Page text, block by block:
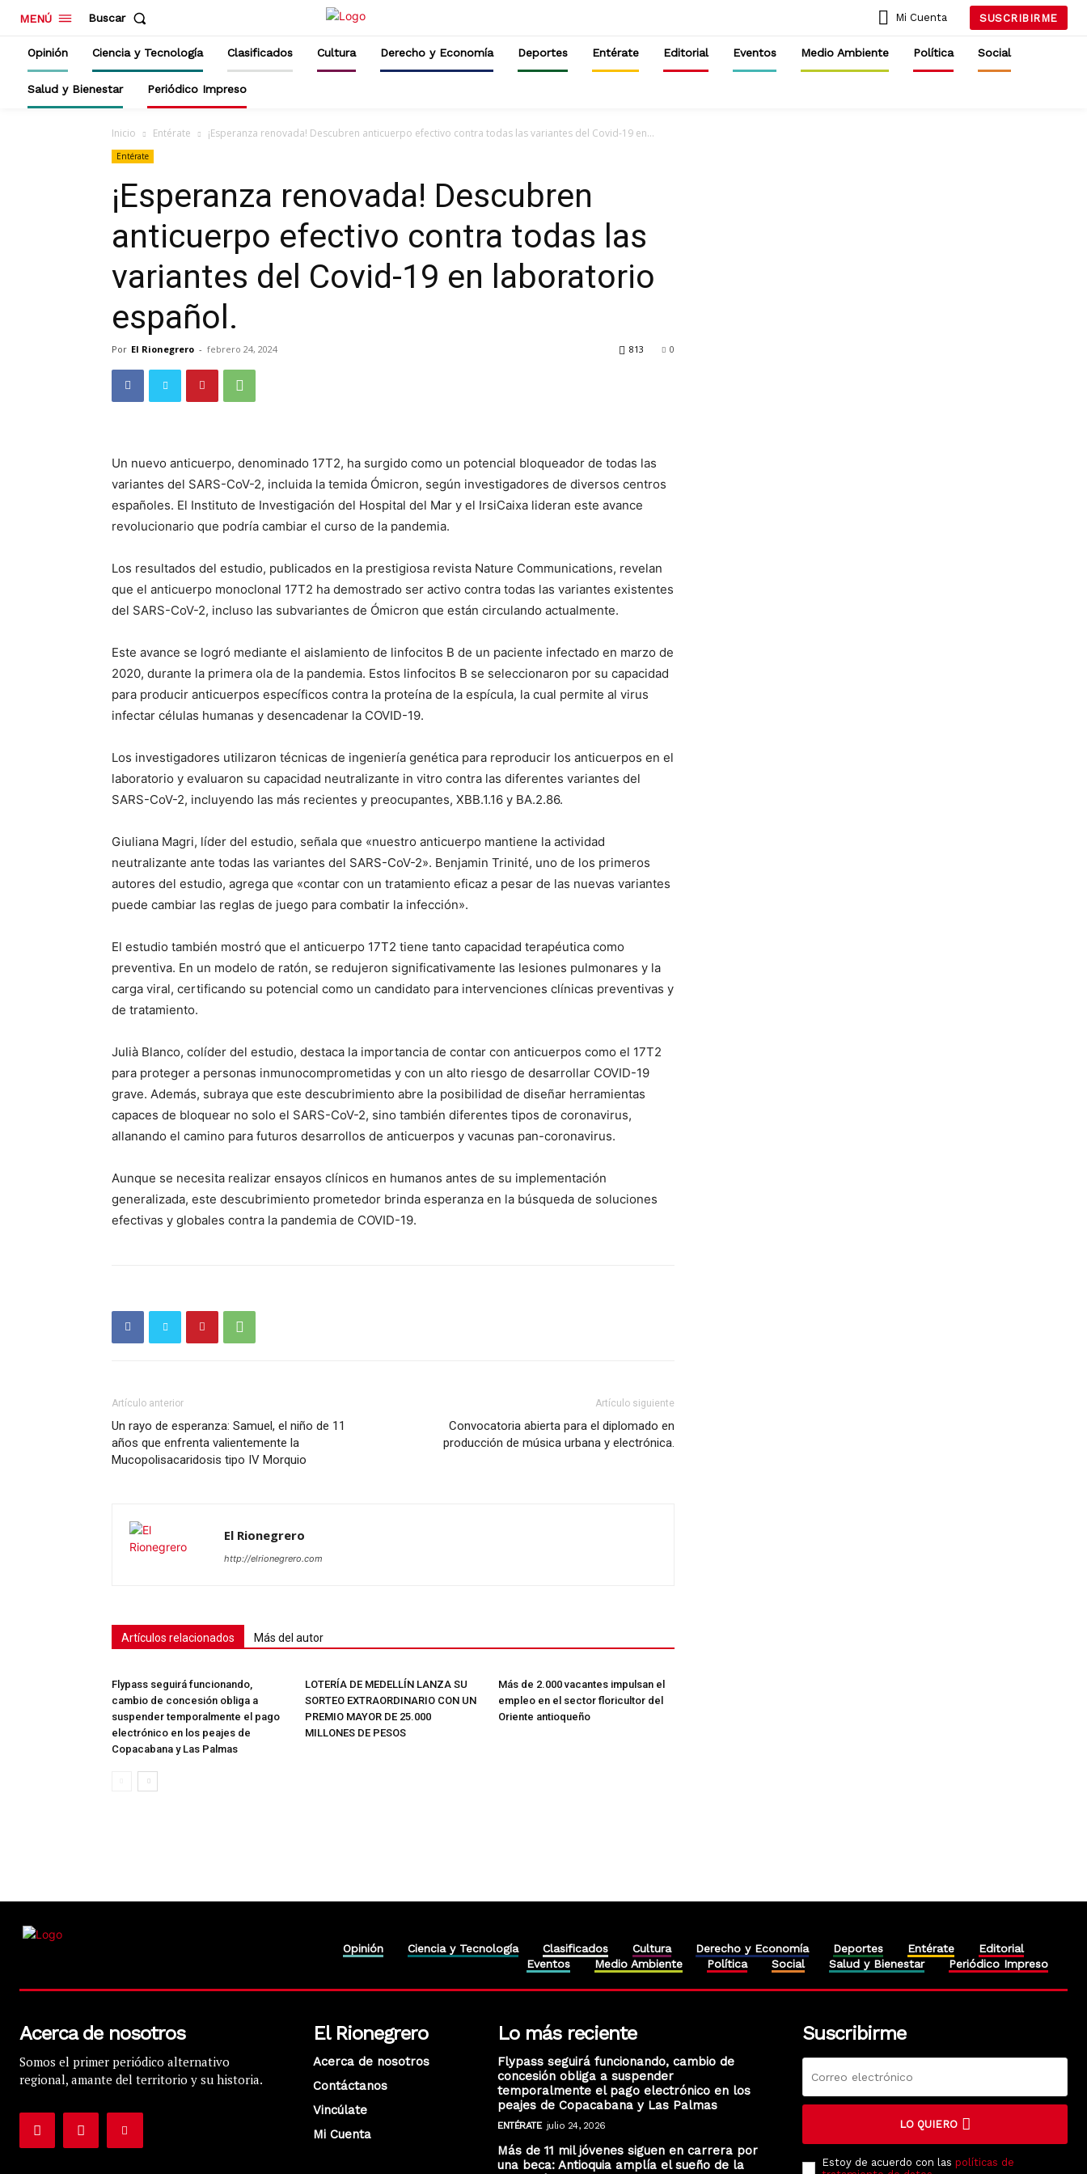
Periódico
El Rionegrero
Información
Acerca de nosotros
Contáctanos
MENÚ Buscar Mi Cuenta SUSCRIBIRME
Opinión Ciencia y Tecnología Clasificados Cultura Derecho y Economía Deportes Entérate Editorial Eventos Medio Ambiente Política Social
Salud y Bienestar Periódico Impreso
Inicio Entérate ¡Esperanza renovada! Descubren anticuerpo efectivo contra todas las variantes del Covid-19 en...
Entérate
¡Esperanza renovada! Descubren
anticuerpo efectivo contra todas las
variantes del Covid-19 en laboratorio
español.
Por El Rionegrero - febrero 24, 2024 0
813
Un nuevo anticuerpo, denominado 17T2, ha surgido como un potencial bloqueador de todas las
variantes del SARS-CoV-2, incluida la temida Ómicron, según investigadores de diversos centros
españoles. El Instituto de Investigación del Hospital del Mar y el IrsiCaixa lideran este avance
revolucionario que podría cambiar el curso de la pandemia.
Los resultados del estudio, publicados en la prestigiosa revista Nature Communications, revelan
que el anticuerpo monoclonal 17T2 ha demostrado ser activo contra todas las variantes existentes
del SARS-CoV-2, incluso las subvariantes de Ómicron que están circulando actualmente.
Este avance se logró mediante el aislamiento de linfocitos B de un paciente infectado en marzo de
2020, durante la primera ola de la pandemia. Estos linfocitos B se seleccionaron por su capacidad
para producir anticuerpos específicos contra la proteína de la espícula, la cual permite al virus
infectar células humanas y desencadenar la COVID-19.
Los investigadores utilizaron técnicas de ingeniería genética para reproducir los anticuerpos en el
laboratorio y evaluaron su capacidad neutralizante in vitro contra las diferentes variantes del
SARS-CoV-2, incluyendo las más recientes y preocupantes, XBB.1.16 y BA.2.86.
Giuliana Magri, líder del estudio, señala que «nuestro anticuerpo mantiene la actividad
neutralizante ante todas las variantes del SARS-CoV-2». Benjamin Trinité, uno de los primeros
autores del estudio, agrega que «contar con un tratamiento eficaz a pesar de las nuevas variantes
puede cambiar las reglas de juego para combatir la infección».
El estudio también mostró que el anticuerpo 17T2 tiene tanto capacidad terapéutica como
preventiva. En un modelo de ratón, se redujeron significativamente las lesiones pulmonares y la
carga viral, certificando su potencial como un candidato para intervenciones clínicas preventivas y
de tratamiento.
Julià Blanco, colíder del estudio, destaca la importancia de contar con anticuerpos como el 17T2
para proteger a personas inmunocomprometidas y con un alto riesgo de desarrollar COVID-19
grave. Además, subraya que este descubrimiento abre la posibilidad de diseñar herramientas
capaces de bloquear no solo el SARS-CoV-2, sino también diferentes tipos de coronavirus,
allanando el camino para futuros desarrollos de anticuerpos y vacunas pan-coronavirus.
Aunque se necesita realizar ensayos clínicos en humanos antes de su implementación
generalizada, este descubrimiento prometedor brinda esperanza en la búsqueda de soluciones
efectivas y globales contra la pandemia de COVID-19.
Artículo anterior
Un rayo de esperanza: Samuel, el niño de 11
años que enfrenta valientemente la
Mucopolisacaridosis tipo IV Morquio
Artículo siguiente
Convocatoria abierta para el diplomado en
producción de música urbana y electrónica.
El Rionegrero
http://elrionegrero.com
Artículos relacionados Más del autor
Flypass seguirá funcionando,
cambio de concesión obliga a
suspender temporalmente el pago
electrónico en los peajes de
Copacabana y Las Palmas
LOTERÍA DE MEDELLÍN LANZA SU
SORTEO EXTRAORDINARIO CON UN
PREMIO MAYOR DE 25.000
MILLONES DE PESOS
Más de 2.000 vacantes impulsan el
empleo en el sector floricultor del
Oriente antioqueño
Opinión Ciencia y Tecnología Clasificados Cultura Derecho y Economía Deportes Entérate
Editorial
Eventos
Medio Ambiente Política Social Salud y Bienestar Periódico Impreso
Acerca de nosotros
Somos el primer periódico alternativo
regional, amante del territorio y su historia.
El Rionegrero
Acerca de nosotros
Contáctanos
Vincúlate
Mi Cuenta
Lo más reciente
Flypass seguirá funcionando, cambio de
concesión obliga a suspender
temporalmente el pago electrónico en los
peajes de Copacabana y Las Palmas
ENTÉRATE julio 24, 2026
Más de 11 mil jóvenes siguen en carrera por
una beca: Antioquia amplía el sueño de la
Suscribirme
LO QUIERO
Estoy de acuerdo con las políticas de